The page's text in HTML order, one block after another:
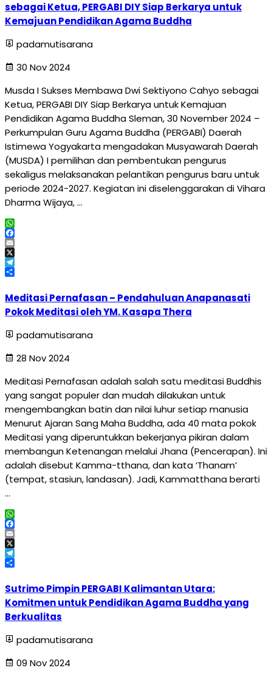
sebagai Ketua, PERGABI DIY Siap Berkarya untuk
Kemajuan Pendidikan Agama Buddha
padamutisarana
30 Nov 2024
Musda I Sukses Membawa Dwi Sektiyono Cahyo sebagai
Ketua, PERGABI DIY Siap Berkarya untuk Kemajuan
Pendidikan Agama Buddha Sleman, 30 November 2024 –
Perkumpulan Guru Agama Buddha (PERGABI) Daerah
Istimewa Yogyakarta mengadakan Musyawarah Daerah
(MUSDA) I pemilihan dan pembentukan pengurus
sekaligus melaksanakan pelantikan pengurus baru untuk
periode 2024-2027. Kegiatan ini diselenggarakan di Vihara
Dharma Wijaya, …
WhatsApp
Facebook
Email
X
Telegram
Meditasi Pernafasan – Pendahuluan Anapanasati
Pokok Meditasi oleh YM. Kasapa Thera
padamutisarana
28 Nov 2024
Meditasi Pernafasan adalah salah satu meditasi Buddhis
yang sangat populer dan mudah dilakukan untuk
mengembangkan batin dan nilai luhur setiap manusia
Menurut Ajaran Sang Maha Buddha, ada 40 mata pokok
Meditasi yang diperuntukkan bekerjanya pikiran dalam
membangun Ketenangan melalui Jhana (Pencerapan). Ini
adalah disebut Kamma-tthana, dan kata ‘Thanam’
(tempat, stasiun, landasan). Jadi, Kammatthana berarti
…
WhatsApp
Facebook
Email
X
Telegram
Sutrimo Pimpin PERGABI Kalimantan Utara:
Komitmen untuk Pendidikan Agama Buddha yang
Berkualitas
padamutisarana
09 Nov 2024